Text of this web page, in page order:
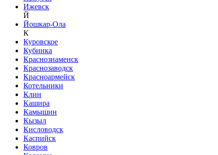
Ижевск
Й
Йошкар-Ола
К
Куровское
Кубинка
Краснознаменск
Краснозаводск
Красноармейск
Котельники
Клин
Кашира
Камышин
Кызыл
Кисловодск
Каспийск
Ковров